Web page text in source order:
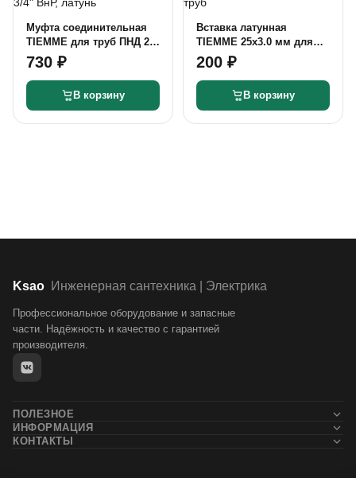
Муфта соединительная
TIEMME для труб ПНД 25
х 3/4" ВнР, латунь
730 ₽
В корзину
Вставка латунная
TIEMME 25х3.0 мм для
PEX и ПНД труб
200 ₽
В корзину
Ksao Инженерная сантехника | Электрика
Профессиональное оборудование и запасные
части. Надёжность и качество с гарантией
производителя.
ПОЛЕЗНОЕ
Новости
Блог
ИНФОРМАЦИЯ
Контакты
КОНТАКТЫ